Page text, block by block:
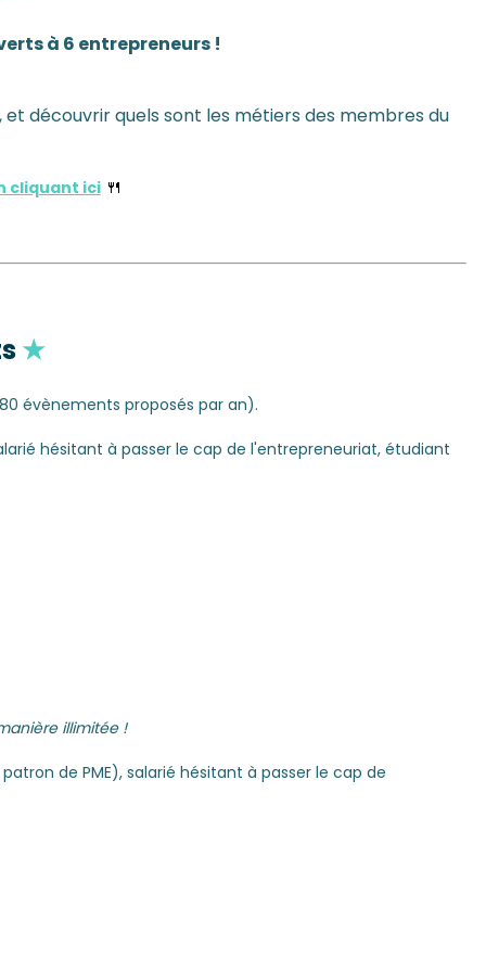
à 6 entrepreneurs !
découvrir quels sont les métiers des membres du
cliquant ici 🍴
★
évènements proposés par an).
hésitant à passer le cap de l'entrepreneuriat, étudiant
illimitée !
de PME), salarié hésitant à passer le cap de